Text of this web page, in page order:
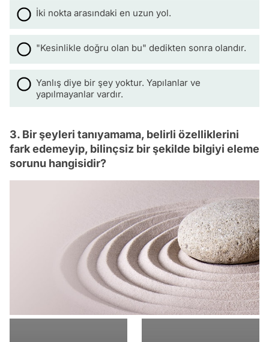
İki nokta arasındaki en uzun yol.
"Kesinlikle doğru olan bu" dedikten sonra olandır.
Yanlış diye bir şey yoktur. Yapılanlar ve
yapılmayanlar vardır.
3. Bir şeyleri tanıyamama, belirli özelliklerini
fark edemeyip, bilinçsiz bir şekilde bilgiyi eleme
sorunu hangisidir?